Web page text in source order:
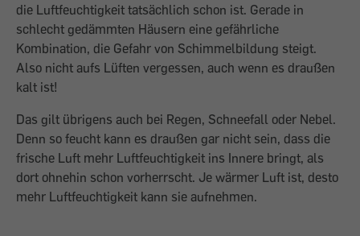
die Luftfeuchtigkeit tatsächlich schon ist. Gerade in
schlecht gedämmten Häusern eine gefährliche
Kombination, die Gefahr von Schimmelbildung steigt.
Also nicht aufs Lüften vergessen, auch wenn es draußen
kalt ist!
Das gilt übrigens auch bei Regen, Schneefall oder Nebel.
Denn so feucht kann es draußen gar nicht sein, dass die
frische Luft mehr Luftfeuchtigkeit ins Innere bringt, als
dort ohnehin schon vorherrscht. Je wärmer Luft ist, desto
mehr Luftfeuchtigkeit kann sie aufnehmen.